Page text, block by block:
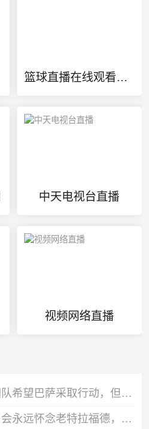
篮球直播在线观看高清直播
中天电视台直播
视频网络直播
记者：罗梅罗经纪团队希望巴萨采取行动，但后者首选引进罗德里
巴延德尔告别曼联：会永远怀念老特拉福德，我的心与你们同在